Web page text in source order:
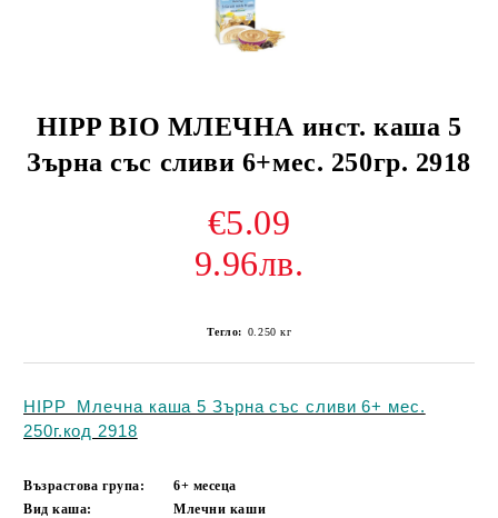
HIPP BIO МЛЕЧНА инст. каша 5
Зърна със сливи 6+мес. 250гр. 2918
€5.09
9.96лв.
Тегло: 0.250 кг
HIPP Млечна каша 5 Зърна със сливи 6+ мес.
250г.код 2918
Възрастова група:
6+ месеца
Вид каша:
Млечни каши